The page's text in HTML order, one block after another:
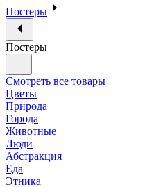
Постеры
Постеры
Смотреть все товары
Цветы
Природа
Города
Животные
Люди
Абстракция
Еда
Этника